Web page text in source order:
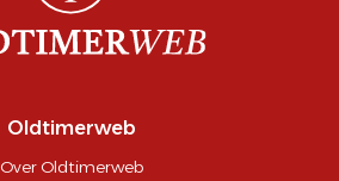
Oldtimerweb
Over Oldtimerweb